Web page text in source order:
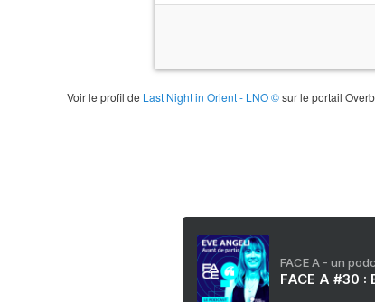
Voir le profil de Last Night in Orient - LNO ©sur le portail
FACE A - un
FACE A #30